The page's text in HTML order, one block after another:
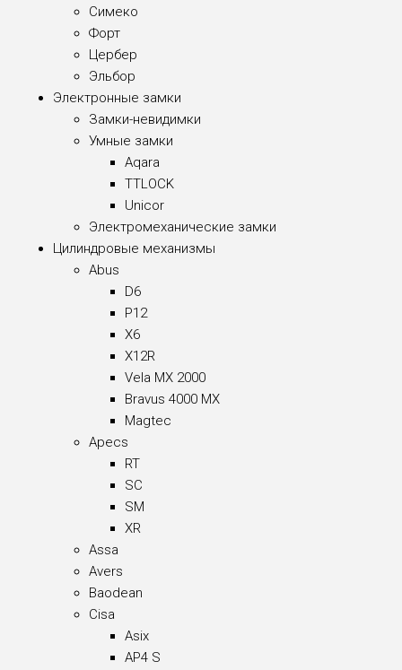
Симеко
Форт
Цербер
Эльбор
Электронные замки
Замки-невидимки
Умные замки
Aqara
TTLOCK
Unicor
Электромеханические замки
Цилиндровые механизмы
Abus
D6
P12
X6
X12R
Vela MX 2000
Bravus 4000 MX
Magtec
Apecs
RT
SC
SM
XR
Assa
Avers
Baodean
Cisa
Asix
AP4 S